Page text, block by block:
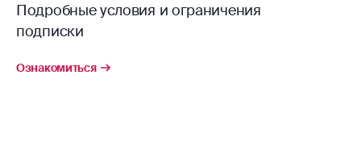
Подробные условия и ограничения
подписки
Ознакомиться